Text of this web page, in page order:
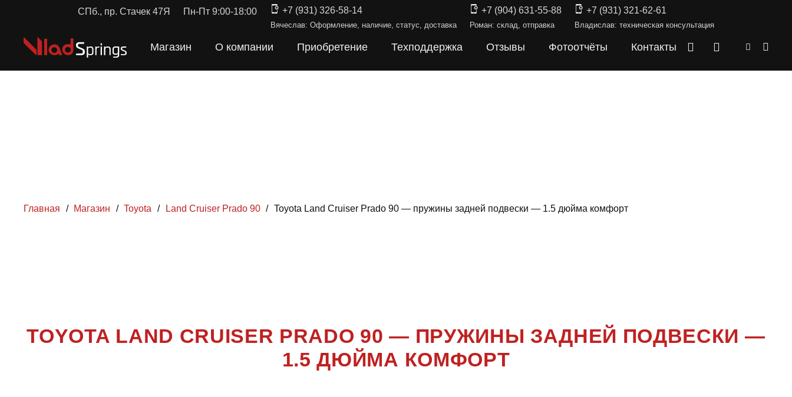
СПб., пр. Стачек 47Я Пн-Пт 9:00-18:00 +7 (931) 326-58-14
Вячеслав: Оформление, наличие, статус, доставка
+7 (904) 631-55-88
Роман: склад, отправка
+7 (931) 321-62-61
Владислав: техническая консультация
Магазин О компании Приобретение Техподдержка Отзывы Фотоотчёты Контакты
Главная / Магазин / Toyota / Land Cruiser Prado 90 / Toyota Land Cruiser Prado 90 — пружины задней подвески — 1.5 дюйма комфорт
LAND CRUISER PRADO 90
TOYOTA LAND CRUISER PRADO 90 — ПРУЖИНЫ ЗАДНЕЙ ПОДВЕСКИ —
1.5 ДЮЙМА КОМФОРТ